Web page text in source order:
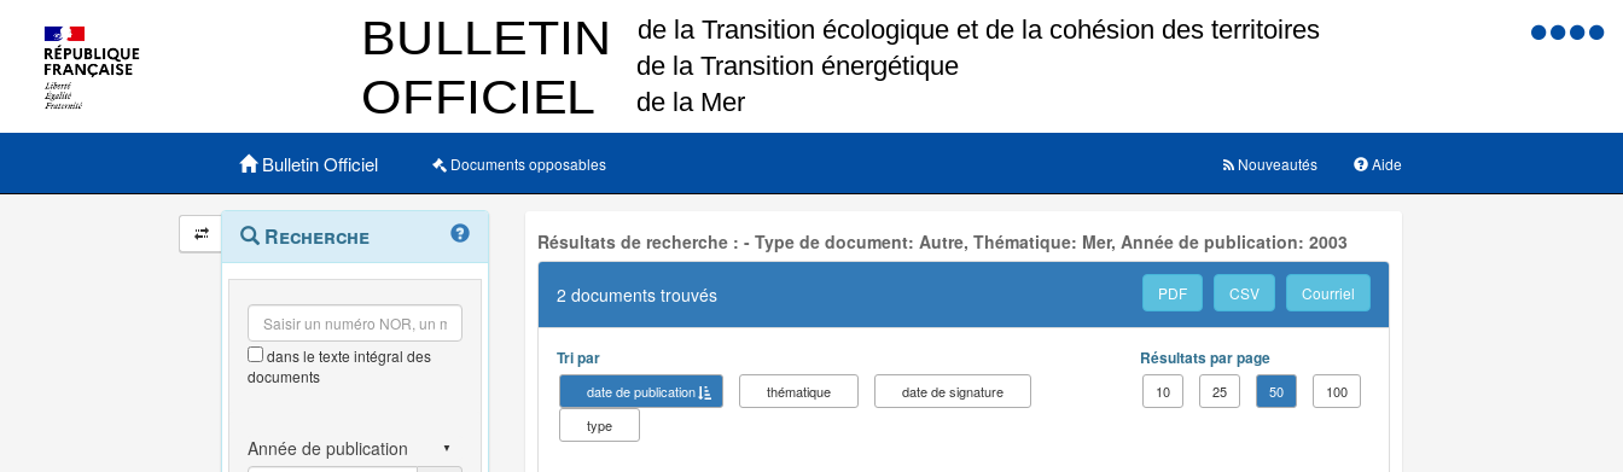
Menu
Menu principal
Bulletin Officiel Documents opposables Aide
Nouveautés
Navigation
et
outils
annexes
Menu
contextuel
Recherche
dans le texte intégral des
documents
Résultats de recherche : - Type de document: Autre, Thématique: Mer, Année de publication: 2003
2 documents trouvés PDF CSV Courriel
Tri par
date de publication thématique
date de signature
type
Résultats par page
10 25 50 100